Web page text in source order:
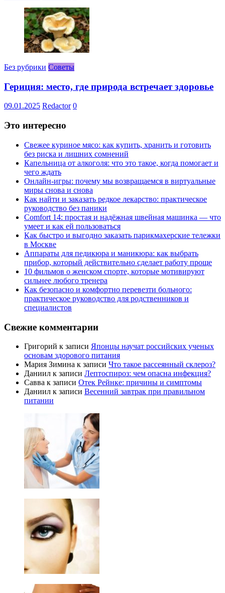
Без рубрики Советы
Гериция: место, где природа встречает здоровье
09.01.2025 Redactor 0
Это интересно
Свежее куриное мясо: как купить, хранить и готовить
без риска и лишних сомнений
Капельница от алкоголя: что это такое, когда помогает и
чего ждать
Онлайн-игры: почему мы возвращаемся в виртуальные
миры снова и снова
Как найти и заказать редкое лекарство: практическое
руководство без паники
Comfort 14: простая и надёжная швейная машинка — что
умеет и как ей пользоваться
Как быстро и выгодно заказать парикмахерские тележки
в Москве
Аппараты для педикюра и маникюра: как выбрать
прибор, который действительно сделает работу проще
10 фильмов о женском спорте, которые мотивируют
сильнее любого тренера
Как безопасно и комфортно перевезти больного:
практическое руководство для родственников и
специалистов
Свежие комментарии
Григорий к записи Японцы научат российских ученых
основам здорового питания
Мария Зимина к записи Что такое рассеянный склероз?
Даниил к записи Лептоспироз: чем опасна инфекция?
Савва к записи Отек Рейнке: причины и симптомы
Даниил к записи Весенний завтрак при правильном
питании